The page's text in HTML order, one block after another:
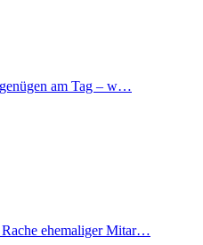
am Tag – w…
ehemaliger Mitar…